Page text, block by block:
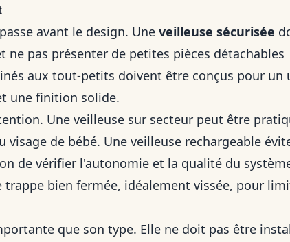
avant le design. Une veilleuse sécurisée
ne pas présenter de petites pièces détachables
aux tout-petits doivent être conçus pour un
une finition solide.
Une veilleuse sur secteur peut être
de bébé. Une veilleuse rechargeable
de vérifier l'autonomie et la qualité du
trappe bien fermée, idéalement vissée, pour
que son type. Elle ne doit pas être